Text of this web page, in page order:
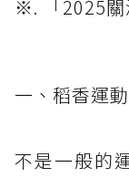
※. 「2025
一、稻香運動
不是一般的